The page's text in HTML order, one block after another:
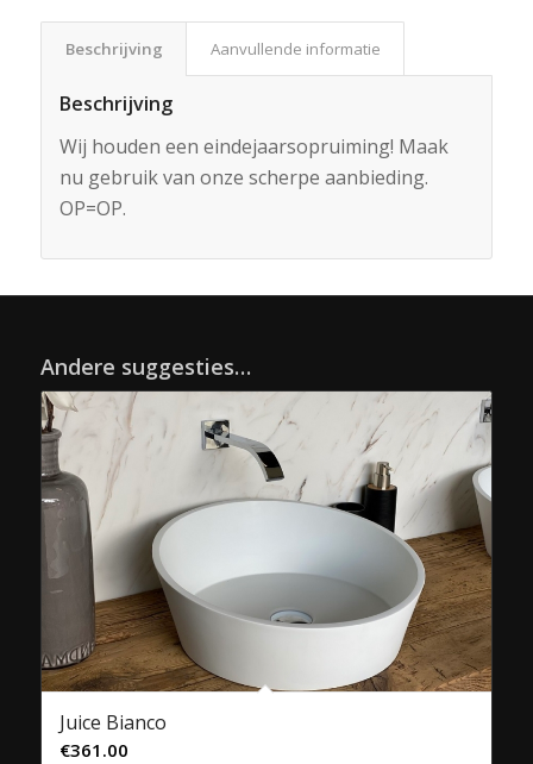
Beschrijving Aanvullende informatie
Beschrijving
Wij houden een eindejaarsopruiming! Maak
nu gebruik van onze scherpe aanbieding.
OP=OP.
Andere suggesties…
Juice Bianco
€361.00